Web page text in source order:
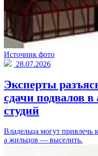
Источник фото
28.07.2026
Эксперты
сдачи подвалов
студий
Владельца могут привлечь
а жильцов — выселить.